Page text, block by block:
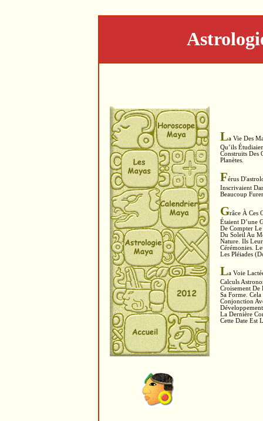
LA Vie Des
Qu’ils
Construits Des
Planètes.
FÉrus
Inscrivaient
Beaucoup
GRâce À Ces
Étaient D’une
De Compter Le
Du Soleil Au
Nature. Ils
Cérémonies.
Les Pléiades
LA Voie
Calculs
Croisement De
Sa Forme.
Conjonction
La Dernière
Cette Date Est